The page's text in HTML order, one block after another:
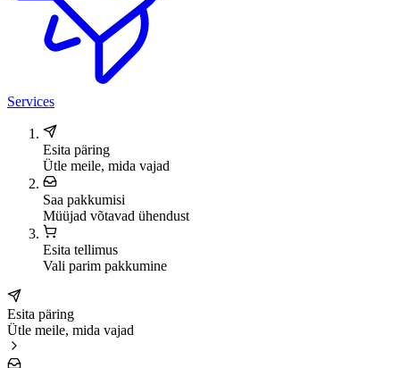
Services
Esita päring
Ütle meile, mida vajad
Saa pakkumisi
Müüjad võtavad ühendust
Esita tellimus
Vali parim pakkumine
Esita päring
Ütle meile, mida vajad